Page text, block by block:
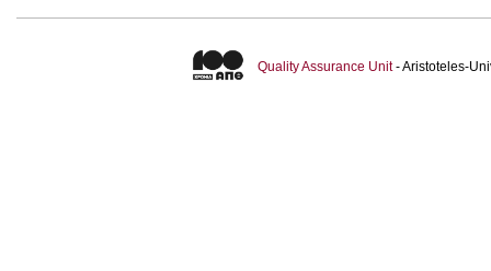
Quality Assurance Unit- Aristoteles-